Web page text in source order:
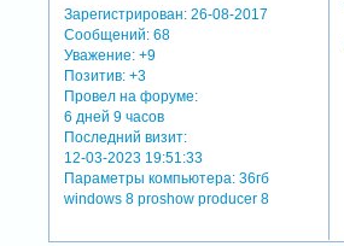
Зарегистрирован: 26-08-2017
Сообщений: 68
Уважение: +9
Позитив: +3
Провел на форуме:
6 дней 9 часов
Последний визит:
12-03-2023 19:51:33
Параметры компьютера: 36гб
windows 8 proshow producer 8